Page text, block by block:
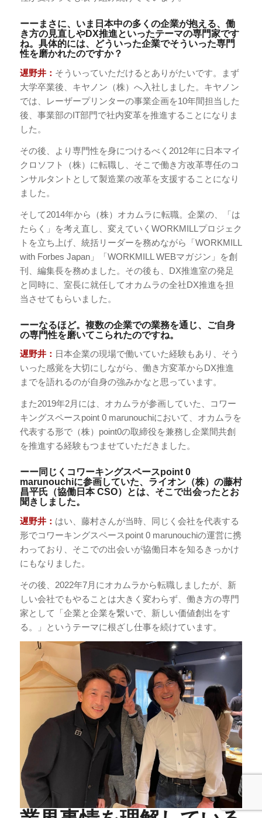
ーーまさに、いま日本中の多くの企業が抱える、働
き方の見直しやDX推進といったテーマの専門家です
ね。具体的には、どういった企業でそういった専門
性を磨かれたのですか？
遅野井： そういっていただけるとありがたいです。まず
大学卒業後、キヤノン（株）へ入社しました。キヤノン
では、レーザープリンターの事業企画を10年間担当した
後、事業部のIT部門で社内変革を推進することになりま
した。
その後、より専門性を身につけるべく2012年に日本マイ
クロソフト（株）に転職し、そこで働き方改革専任のコ
ンサルタントとして製造業の改革を支援することになり
ました。
そして2014年から（株）オカムラに転職。企業の、「は
たらく」を考え直し、変えていくWORKMILLプロジェク
トを立ち上げ、統括リーダーを務めながら「WORKMILL
with Forbes Japan」「WORKMILL WEBマガジン」を創
刊、編集長を務めました。その後も、DX推進室の発足
と同時に、室長に就任してオカムラの全社DX推進を担
当させてもらいました。
ーーなるほど。複数の企業での業務を通じ、ご自身
の専門性を磨いてこられたのですね。
遅野井： 日本企業の現場で働いていた経験もあり、そう
いった感覚を大切にしながら、働き方変革からDX推進
までを語れるのが自身の強みかなと思っています。
また2019年2月には、オカムラが参画していた、コワー
キングスペースpoint 0 marunouchiにおいて、オカムラを
代表する形で（株）point0の取締役を兼務し企業間共創
を推進する経験もつませていただきました。
ーー同じくコワーキングスペースpoint 0
marunouchiに参画していた、ライオン（株）の藤村
昌平氏（協働日本 CSO）とは、そこで出会ったとお
聞きしました。
遅野井： はい、藤村さんが当時、同じく会社を代表する
形でコワーキングスペースpoint 0 marunouchiの運営に携
わっており、そこでの出会いが協働日本を知るきっかけ
にもなりました。
その後、2022年7月にオカムラから転職しましたが、新
しい会社でもやることは大きく変わらず、働き方の専門
家として「企業と企業を繋いで、新しい価値創出をす
る。」というテーマに根ざし仕事を続けています。